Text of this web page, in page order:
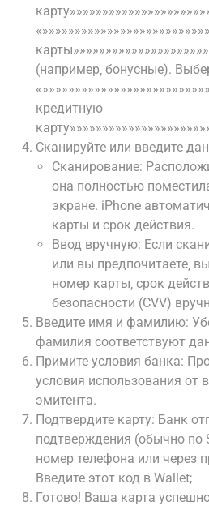
(например‚ бонусные).
кредитную
Сканируйте или введите
Сканирование:
она полностью
экране. iPhone
карты и срок действия.
Ввод вручную: Если
или вы предпочитаете‚
номер карты‚ срок
безопасности (CVV)
Введите имя и фамилию:
фамилия соответствуют
Примите условия банка:
условия использования от
эмитента.
Подтвердите карту: Банк
подтверждения (обычно по
номер телефона или через
Введите этот код в Wallet;
Готово! Ваша карта